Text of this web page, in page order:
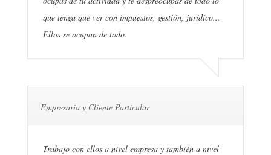
que tenga que ver con impuestos, gestión, jurídico...
Ellos se ocupan de todo.
Empresaria y Cliente Particular
Trabajo con ellos a nivel empresa y también a nivel